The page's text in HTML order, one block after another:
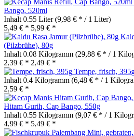
Bango, 520ml
Inhalt 0.55 Liter(9,98 € * / 1 Liter)
5,49 € * 5,99 € *
(Pilzbrühe), 80g
Inhalt 0.08 Kilogramm (29,88 € * / 1
2,39 € * 2,49 € *
Tempe, frisch,
Inhalt 0.4 Kilogramm (6,48 € * / 1
2,59 € *
Hitam Gurih, Cap Bango, 550g
Inhalt 0.55 Kilogramm (9,07 € * / 1
4,99 € * 5,49 € *